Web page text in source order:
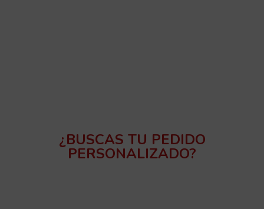
¿BUSCAS TU PEDIDO
PERSONALIZADO?